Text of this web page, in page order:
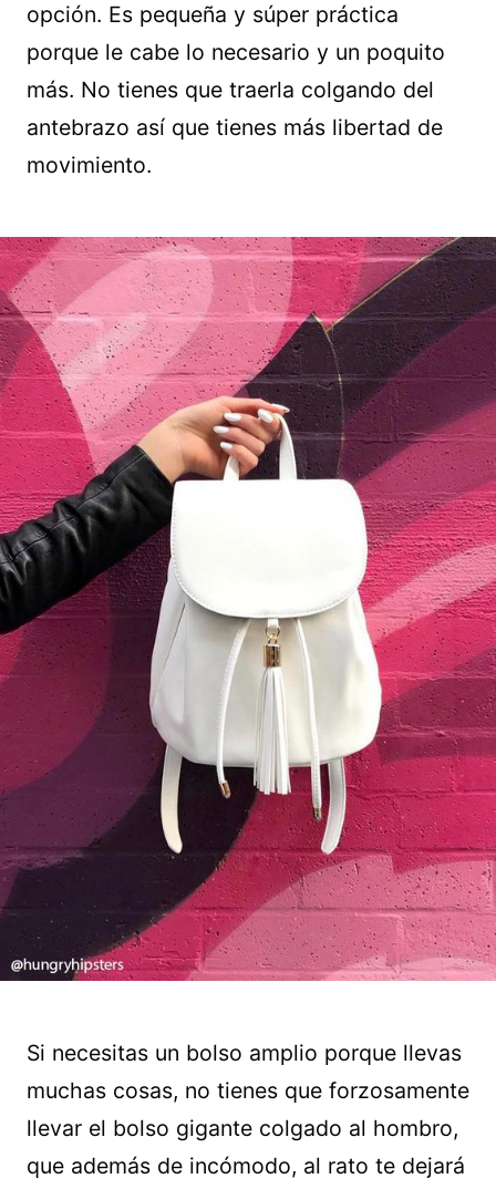
opción. Es pequeña y súper práctica
porque le cabe lo necesario y un poquito
más. No tienes que traerla colgando del
antebrazo así que tienes más libertad de
movimiento.
Si necesitas un bolso amplio porque llevas
muchas cosas, no tienes que forzosamente
llevar el bolso gigante colgado al hombro,
que además de incómodo, al rato te dejará